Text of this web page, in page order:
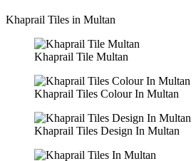
Khaprail Tiles in Multan
Khaprail Tile Multan
Khaprail Tiles Colour In Multan
Khaprail Tiles Design In Multan